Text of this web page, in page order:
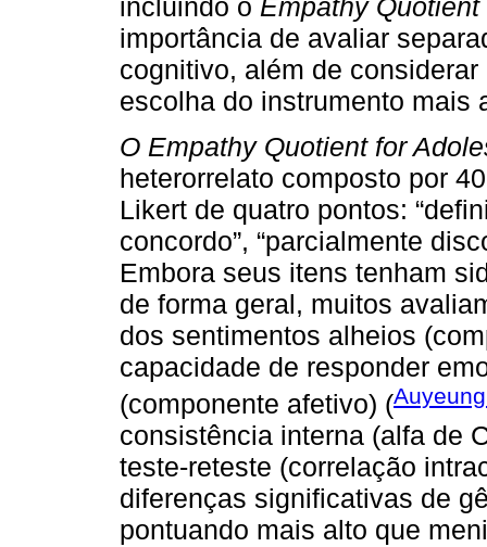
incluindo o Empathy Quotient
importância de avaliar
cognitivo, além de
escolha do instrumento mais
O Empathy Quotient for
heterorrelato composto por
Likert de quatro pontos:
concordo”, “parcialmente
Embora seus itens tenham
de forma geral, muitos
dos sentimentos alheios
capacidade de responder
(componente afetivo) (
consistência interna (alfa de
teste-reteste (correlação
diferenças significativas de
pontuando mais alto que